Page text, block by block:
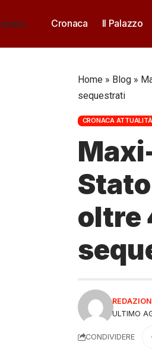
Cronaca Il Palazzo
Home » Blog »
sequestrati
CRONACA ATTUALITÀ
oltre
ULTIMO
CONDIVIDERE